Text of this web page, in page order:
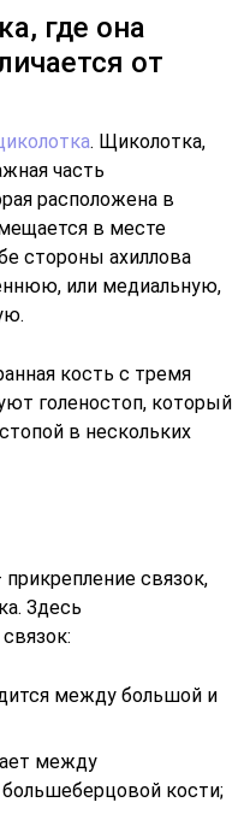
где она
от
. Щиколотка,
часть
расположена в
в месте
стороны ахиллова
или медиальную,
кость с тремя
голеностоп, который
в нескольких
связок,
Здесь
между большой и
между
кости;